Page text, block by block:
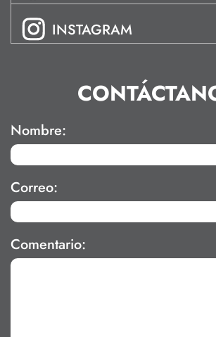
INSTAGRAM
Nombre:
Correo:
Comentario: